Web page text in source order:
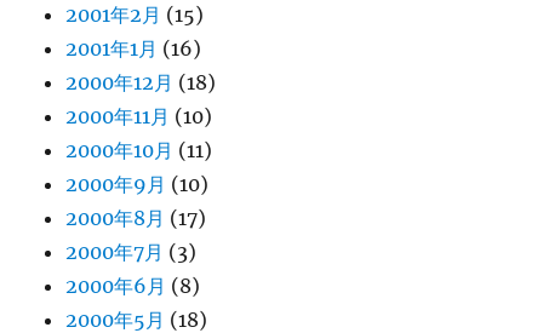
2001年2月 (15)
2001年1月 (16)
2000年12月 (18)
2000年11月 (10)
2000年10月 (11)
2000年9月 (10)
2000年8月 (17)
2000年7月 (3)
2000年6月 (8)
2000年5月 (18)